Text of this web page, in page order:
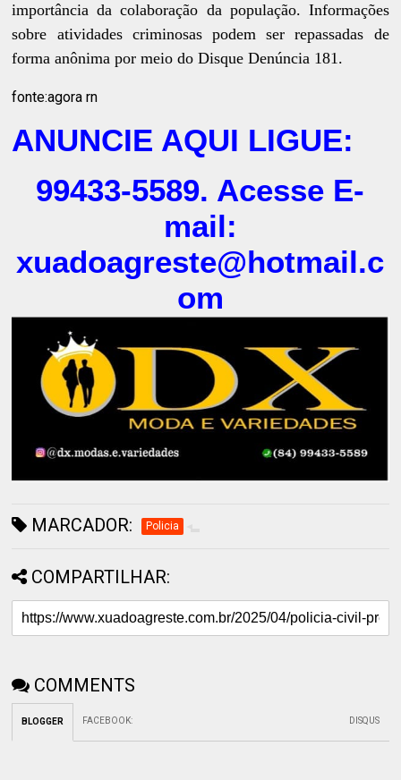
importância da colaboração da população. Informações
sobre atividades criminosas podem ser repassadas de
forma anônima por meio do Disque Denúncia 181.
fonte:agora rn
ANUNCIE AQUI LIGUE:
99433-5589. Acesse E-
mail:
xuadoagreste@hotmail.c
om
MARCADOR: Policia
COMPARTILHAR:
COMMENTS
BLOGGER FACEBOOK: DISQUS